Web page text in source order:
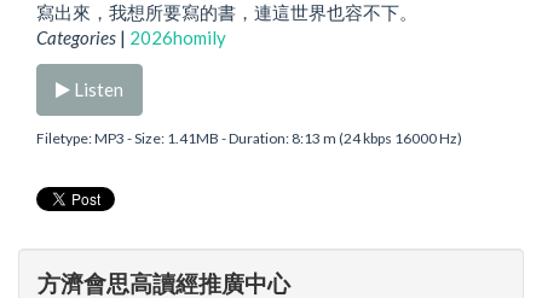
寫出來，我想所要寫的書，連這世界也容不下。
Categories | 2026homily
Listen
Filetype: MP3 - Size: 1.41MB - Duration: 8:13 m (24 kbps 16000 Hz)
方濟會思高讀經推廣中心